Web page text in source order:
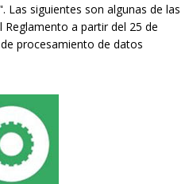
Las siguientes son algunas de las
a partir del 25 de
procesamiento de datos